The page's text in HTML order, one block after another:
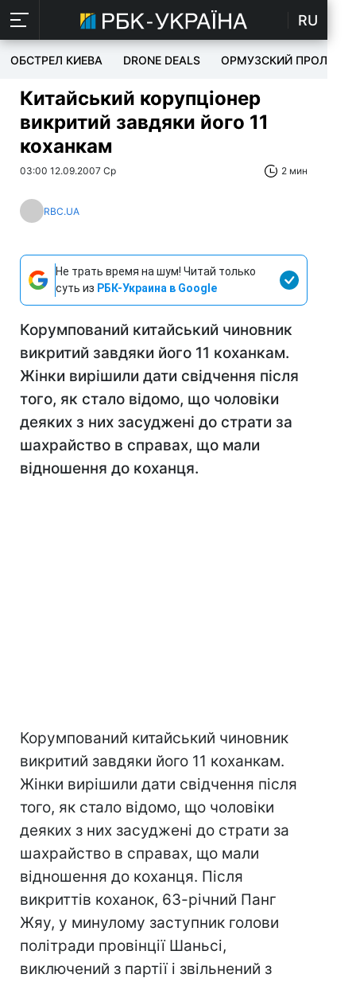
RU
ОБСТРЕЛ КИЕВА DRONE DEALS ОРМУЗСКИЙ ПРОЛИВ
Китайський корупціонер
викритий завдяки його 11
коханкам
03:00 12.09.2007 Ср 2 мин
RBC.UA
Не трать время на шум! Читай только
суть из РБК-Украина в Google
Корумпований китайський чиновник
викритий завдяки його 11 коханкам.
Жінки вирішили дати свідчення після
того, як стало відомо, що чоловіки
деяких з них засуджені до страти за
шахрайство в справах, що мали
відношення до коханця.
Корумпований китайський чиновник
викритий завдяки його 11 коханкам.
Жінки вирішили дати свідчення після
того, як стало відомо, що чоловіки
деяких з них засуджені до страти за
шахрайство в справах, що мали
відношення до коханця. Після
викриттів коханок, 63-річний Панг
Жяу, у минулому заступник голови
політради провінції Шаньсі,
виключений з партії і звільнений з